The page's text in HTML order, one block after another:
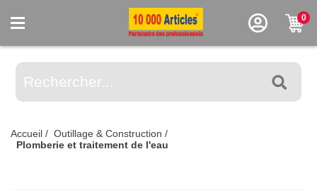
0
Accueil / Outillage & Construction /
Plomberie et traitement de l'eau